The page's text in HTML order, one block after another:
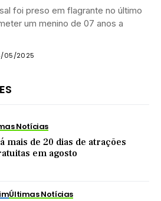
foi preso em flagrante no último
um menino de 07 anos a
05/2025
Notícias
mais de 20 dias de atrações
em agosto
Últimas Notícias